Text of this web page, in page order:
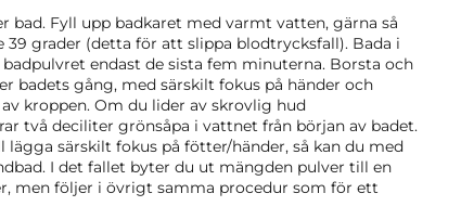
bad. Fyll upp badkaret med varmt vatten, gärna så
grader (detta för att slippa blodtrycksfall). Bada i
endast de sista fem minuterna. Borsta och
badets gång, med särskilt fokus på händer och
kroppen. Om du lider av skrovlig hud
två deciliter grönsåpa i vattnet från början av badet.
lägga särskilt fokus på fötter/händer, så kan du med
I det fallet byter du ut mängden pulver till en
men följer i övrigt samma procedur som för ett